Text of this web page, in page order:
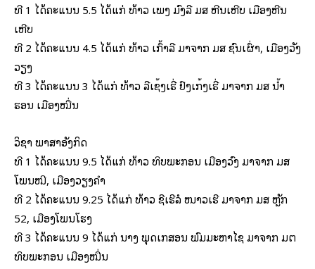
ທີ 1 ໄດ້ຄະແນນ 5.5 ໄດ້ແກ່ ທ້າວ ເພັງ ມົງລີ ມສ ຫີນເຫີບ ເມືອງຫີນ
ເຫີບ
ທີ 2 ໄດ້ຄະແນນ 4.5 ໄດ້ແກ່ ທ້າວ ເກົ້າລີ ມາຈາກ ມສ ຊົນເຜົ່າ, ເມືອງວັງ
ວຽງ
ທີ 3 ໄດ້ຄະແນນ 3 ໄດ້ແກ່ ທ້າວ ລີເຊັ້ງເຮີ່ ຢົງເກັ້ງເຮີ່ ມາຈາກ ມສ ນ້ຳ
ຮອນ ເມືອງໝື່ນ
ວິຊາ ພາສາອັງກິດ
ທີ 1 ໄດ້ຄະແນນ 9.5 ໄດ້ແກ່ ທ້າວ ທິບພະກອນ ເມືອງວົງ ມາຈາກ ມສ
ໂພນໝີ, ເມືອງວຽງຄຳ
ທີ 2 ໄດ້ຄະແນນ 9.25 ໄດ້ແກ່ ທ້າວ ຊີເຮີລໍ ໜາວເຮີ ມາຈາກ ມສ ຫຼັກ
52, ເມືອງໂພນໂຮງ
ທີ 3 ໄດ້ຄະແນນ 9 ໄດ້ແກ່ ນາງ ພຸດເກສອນ ພົມມະຫາໄຊ ມາຈາກ ມຕ
ທິບພະກອນ ເມືອງໝື່ນ